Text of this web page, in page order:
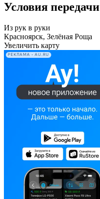
Условия передачи
Из рук в руки
Красноярск, Зелёная Роща
Увеличить карту
РЕКЛАМА • AU.RU